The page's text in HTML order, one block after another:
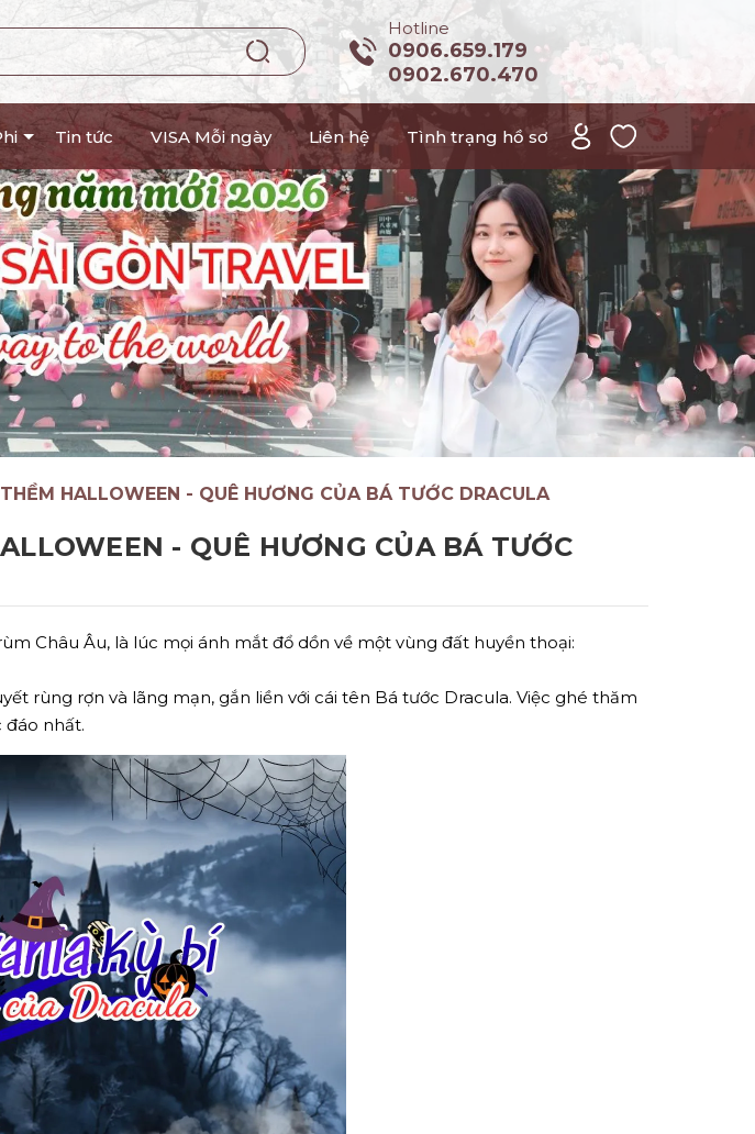
Hotline
0906.659.179
0902.670.470
Tin tức VISA Mỗi ngày Liên hệ Tình trạng hồ sơ
HALLOWEEN - QUÊ HƯƠNG CỦA BÁ TƯỚC DRACULA
- QUÊ HƯƠNG CỦA BÁ TƯỚC
Châu Âu, là lúc mọi ánh mắt đổ dồn về một vùng đất huyền thoại:
rùng rợn và lãng mạn, gắn liền với cái tên Bá tước Dracula. Việc ghé thăm
đáo nhất.